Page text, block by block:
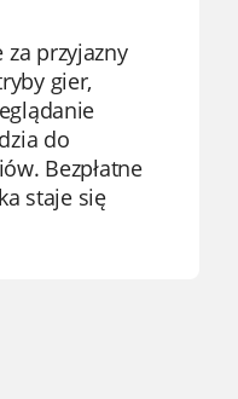
przyjazny
gier,
do
Bezpłatne
staje się